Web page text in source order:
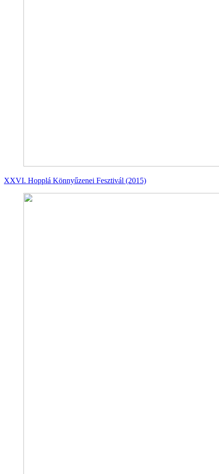
XXVI. Hopplá Könnyűzenei Fesztivál (2015)